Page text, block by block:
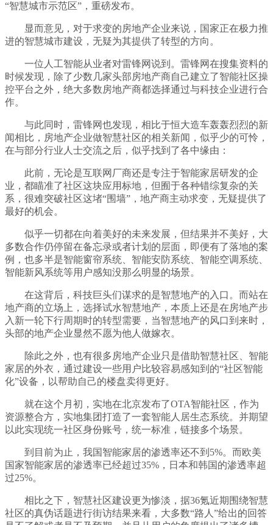
“智慧城市示范区”，重磅发布。
显而意见，对于求变的房地产企业来说，国家正在极力推
进的智慧城市建设，无疑为其提供了转型的方向。
一位人工智能从业者对雷锋网说到。雷锋网在搜集资料的
时候发现，除了少数几家头部房地产商自己建立了智能社区操
控平台之外，绝大多数房地产商都选择通过与科技企业进行合
作。
与此同时，雷锋网也发现，相比于恒大造车轰轰烈烈的新
闻相比，房地产企业做智慧社区的相关新闻，似乎少的可怜，
在与部分行业人士交流之后，似乎找到了各中缘由：
此前，无论是互联网厂商还是专注于智能家居研发的企
业，都瞄准了社区这块应用标地，但囿于各种错综复杂的关
系，很难突破社区这堵“围墙”，地产商主动求变，无疑提供了
最好的机会。
似乎一切都在向着美好的未来发展，但结果并不美好，大
多数合作仍停留在备忘录或者计划的层面，即便有了落地的案
例，也多半是智能窗帘系统、智能安防系统、智能空调系统、
智能新风系统等用户感知没那么明显的场景。
在这背后，科技巨头们谋求的是智慧地产的入口。而站在
地产商的立场上，选择试水智慧地产，本质上还是在房地产步
入新一轮下行周期时的转型需要，当智慧地产的风口到来时，
头部的地产企业显然不愿为他人做嫁衣。
除此之外，也有很多房地产企业只是借助智慧社区、智能
家居的外衣，通过建设一些用户比较容易感知到的“社区智能
化”设备，以帮助自己的楼盘卖得更好。
就在这个月初，实地在北京发布了OTA智能社区，作为
资源整合方，实地集团打造了一套智能人居生态系统。并期望
以此实现统一社区身份账号，统一标准，链接多个场景。
到目前为止，我国智能家居的渗透率还不到5%。而欧美
国家智能家居的渗透率已经超过35%，日本和韩国的渗透率超
过25%。
相比之下，智慧社区建设更为惨淡，据36氪近期围绕智慧
社区的真伪话题进行街访结果来看，大多数“路人”给出的回答